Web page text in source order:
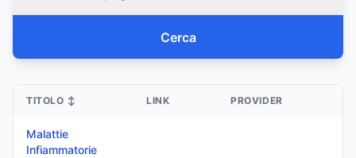
Cerca
TITOLO ↕ LINK PROVIDER
Malattie
Infiammatorie